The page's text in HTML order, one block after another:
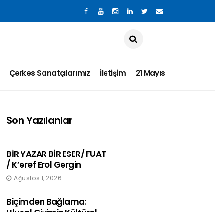
Çerkes Sanatçılarımız İletişim 21 Mayıs
Son Yazılanlar
BİR YAZAR BİR ESER/ FUAT
/ K’eref Erol Gergin
Ağustos 1, 2026
Biçimden Bağlama: